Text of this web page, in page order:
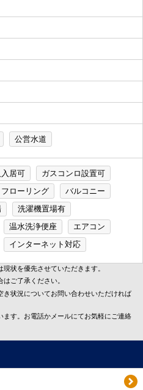
公営水道
入居可
ガスコンロ設置可
フローリング
バルコニー
洗濯機置場有
温水洗浄便座
エアコン
インターネット対応
状を優先させていただきます。
ご了承ください。
状況についてお問い合わせいただければ
ます。お電話かメールにてお気軽にご連絡